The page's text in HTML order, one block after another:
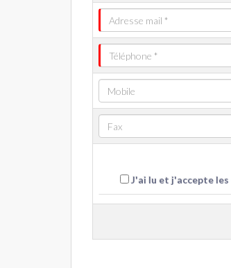
J'ai lu et j'accepte les